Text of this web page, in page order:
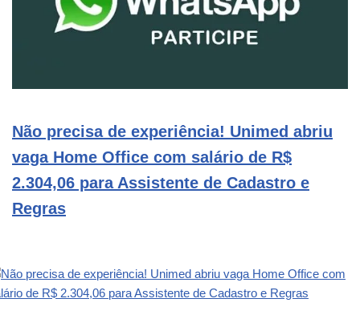
Não precisa de experiência! Unimed abriu
vaga Home Office com salário de R$
2.304,06 para Assistente de Cadastro e
Regras